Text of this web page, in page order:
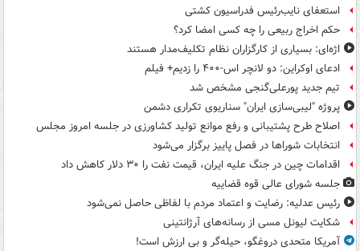
استعفای نایب‌رئیس فدراسیون کشتی
حکم اخراج ربیعی را چه کسی امضا کرد؟
اژه‌ای: بسیاری از کارگزاران نظام تکلیف‌مدار هستند
ادعای اوکراین: دو لانچر اس-۴۰۰ را زدیم+ فیلم
تیم جدید پورعلی‌گنجی مشخص شد
پروژه "لیبی‌سازی ایران" سناریوی تکراری دشمن
اصلاح طرح پشتیبانی و رفع موانع تولید کشاورزی در جلسه امروز مجلس
انتخابات شوراها در فصل پاییز برگزار می‌شود
اقدامات چین در جنگ علیه ایران، قیمت نفت را ۳۰ دلار کاهش داد
جلسه شورای عالی قوه قضاییه
رئیس عدلیه: رضایت و اعتماد مردم با لفاظی حاصل نمی‌شود
شکایت لیونل مسی از رسانه‌های آرژانتینی
آمریکا متحدی دروغگو، حیله‌گر و بی ارزش است!